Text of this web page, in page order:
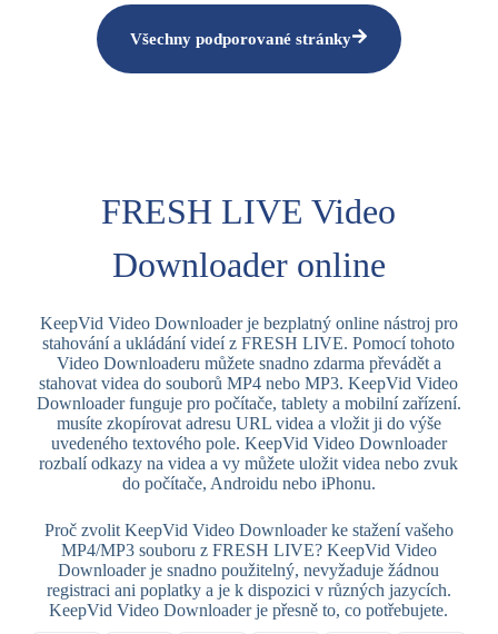
Všechny podporované stránky
FRESH LIVE Video
Downloader online
KeepVid Video Downloader je bezplatný online nástroj pro
stahování a ukládání videí z FRESH LIVE. Pomocí tohoto
Video Downloaderu můžete snadno zdarma převádět a
stahovat videa do souborů MP4 nebo MP3. KeepVid Video
Downloader funguje pro počítače, tablety a mobilní zařízení.
musíte zkopírovat adresu URL videa a vložit ji do výše
uvedeného textového pole. KeepVid Video Downloader
rozbalí odkazy na videa a vy můžete uložit videa nebo zvuk
do počítače, Androidu nebo iPhonu.
Proč zvolit KeepVid Video Downloader ke stažení vašeho
MP4/MP3 souboru z FRESH LIVE? KeepVid Video
Downloader je snadno použitelný, nevyžaduje žádnou
registraci ani poplatky a je k dispozici v různých jazycích.
KeepVid Video Downloader je přesně to, co potřebujete.